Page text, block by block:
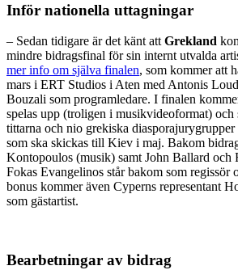
Inför nationella uttagningar
– Sedan tidigare är det känt att Grekland
mindre bidragsfinal för sin internt utvalda
mer info om själva finalen, som kommer att
mars i ERT Studios i Aten med Antonis
Bouzali som programledare. I finalen
spelas upp (troligen i musikvideoformat) och
tittarna och nio grekiska
som ska skickas till Kiev i maj. Bakom
Kontopoulos (musik) samt John Ballard och
Fokas Evangelinos står bakom som regissör
bonus kommer även Cyperns representant
som gästartist.
Bearbetningar av bidrag